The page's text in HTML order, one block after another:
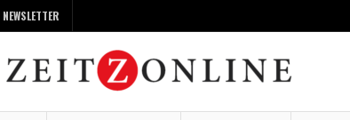
NEWSLETTER